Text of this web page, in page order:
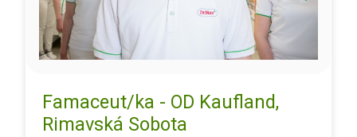
Famaceut/ka - OD Kaufland,
Rimavská Sobota